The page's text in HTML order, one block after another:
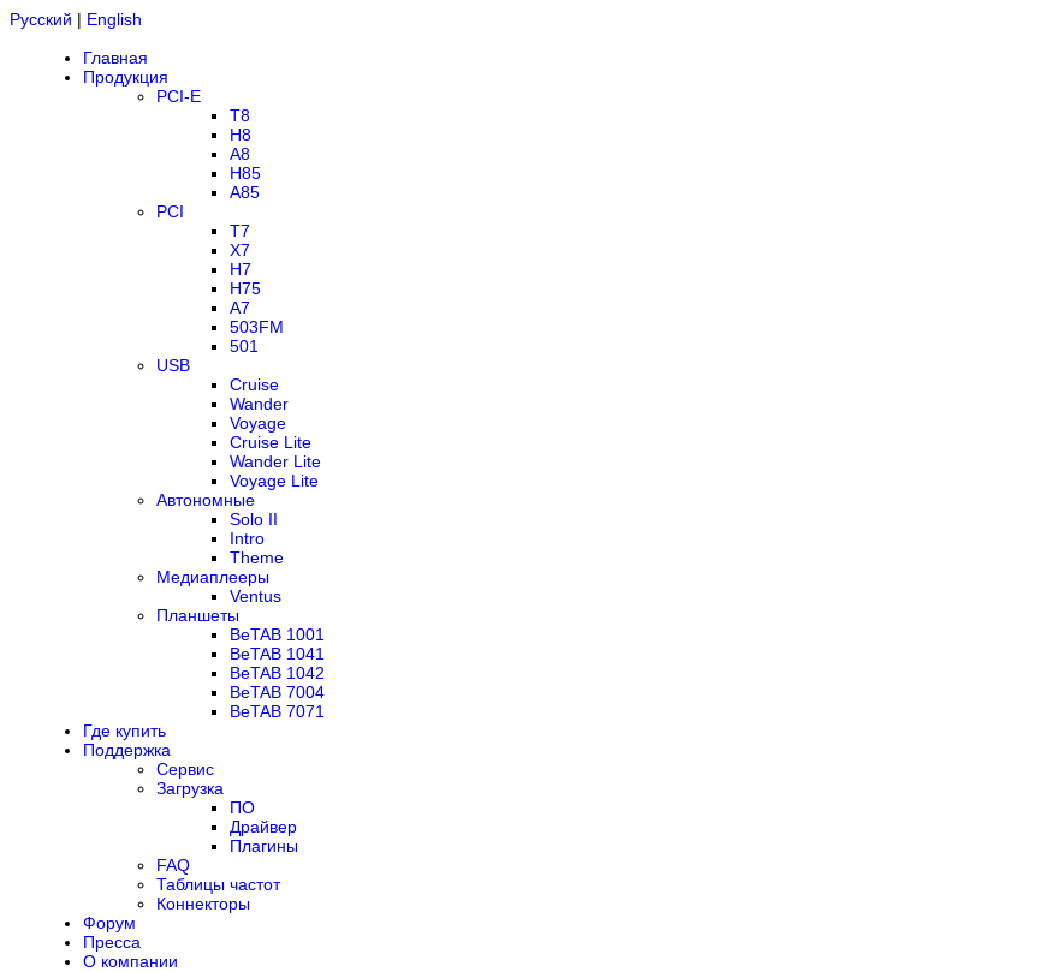
Русский | English
Главная
Продукция
PCI-E
T8
H8
A8
H85
A85
PCI
T7
X7
H7
H75
A7
503FM
501
USB
Cruise
Wander
Voyage
Cruise Lite
Wander Lite
Voyage Lite
Автономные
Solo II
Intro
Theme
Медиаплееры
Ventus
Планшеты
BeTAB 1001
BeTAB 1041
BeTAB 1042
BeTAB 7004
BeTAB 7071
Где купить
Поддержка
Сервис
Загрузка
ПО
Драйвер
Плагины
FAQ
Таблицы частот
Коннекторы
Форум
Пресса
О компании